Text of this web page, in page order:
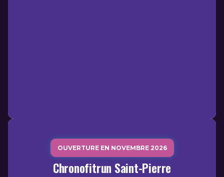
OUVERTURE EN NOVEMBRE 2026
Chronofitrun Saint-Pierre